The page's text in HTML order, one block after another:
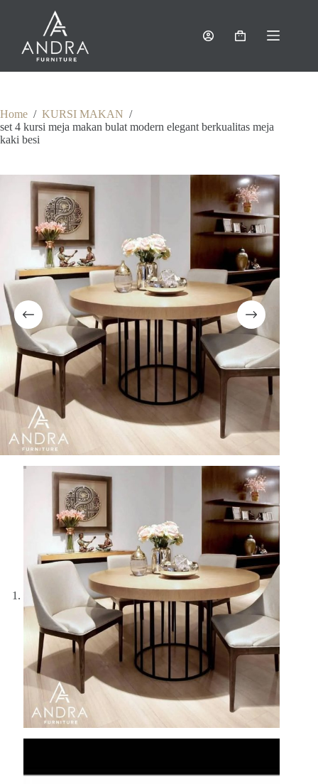
Shopping
Home / KURSI MAKAN /
set 4 kursi meja makan bulat modern elegant berkualitas meja
kaki besi